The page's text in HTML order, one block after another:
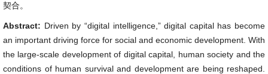
契合。
Abstract: Driven by “digital intelligence,” digital capital has become
an important driving force for social and economic development. With
the large-scale development of digital capital, human society and the
conditions of human survival and development are being reshaped.